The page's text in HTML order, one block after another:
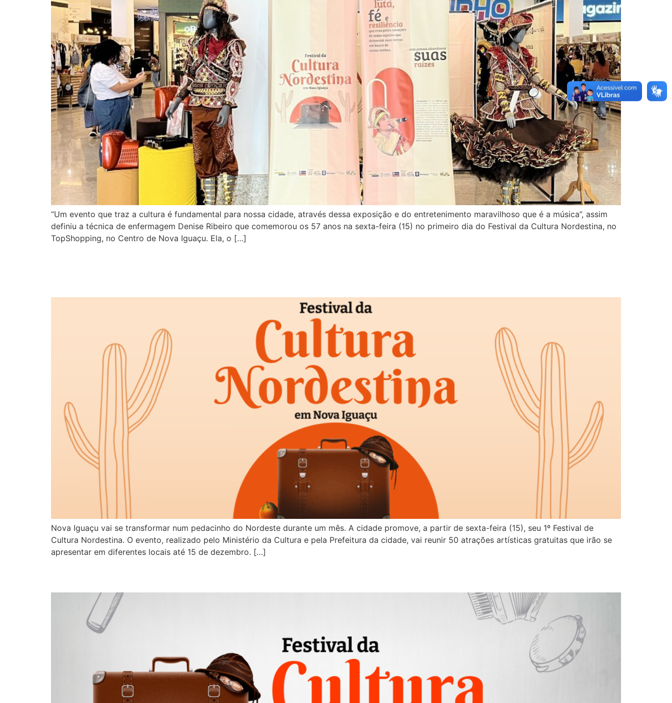
“Um evento que traz a cultura é fundamental para nossa cidade, através dessa exposição e do entretenimento maravilhoso que é a música”, assim
definiu a técnica de enfermagem Denise Ribeiro que comemorou os 57 anos na sexta-feira (15) no primeiro dia do Festival da Cultura Nordestina, no
TopShopping, no Centro de Nova Iguaçu. Ela, o […]
Nova Iguaçu vai se transformar num pedacinho do Nordeste durante um mês. A cidade promove, a partir de sexta-feira (15), seu 1º Festival de
Cultura Nordestina. O evento, realizado pelo Ministério da Cultura e pela Prefeitura da cidade, vai reunir 50 atrações artísticas gratuitas que irão se
apresentar em diferentes locais até 15 de dezembro. […]